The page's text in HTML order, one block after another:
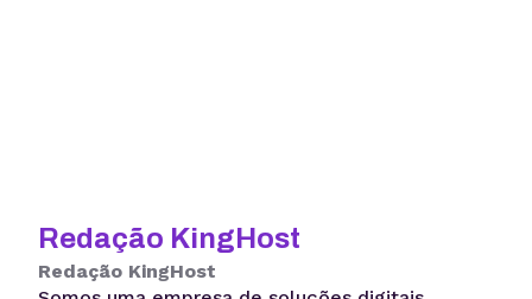
Redação KingHost
Redação KingHost